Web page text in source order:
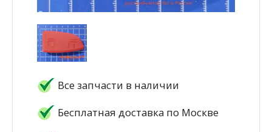
Все запчасти в наличии
Бесплатная доставка по Москве